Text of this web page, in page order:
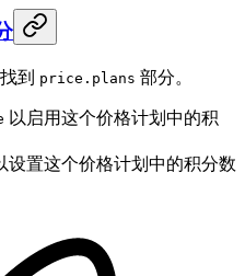
到 price.plans 部分。
以启用这个价格计划中的积
设置这个价格计划中的积分数